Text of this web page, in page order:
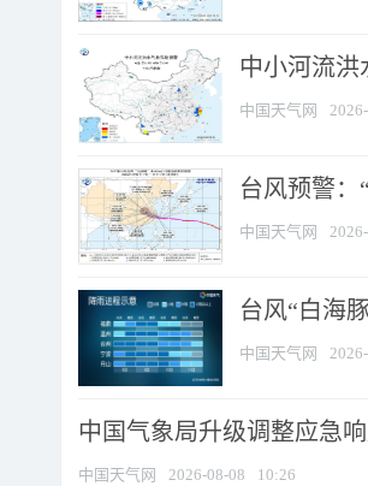
中小河流
中国天气网
台风预警：
中国天气网
台风“白海
中国天气网
中国气象局升级调整应急
中国天气网 2026-08-08 10:26